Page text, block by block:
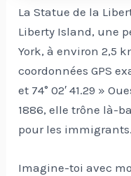
La Statue de la
Liberty Island, une
York, à environ 2,5
coordonnées GPS
et 74° 02′ 41.29 »
1886, elle trône là-
pour les immigrants.
Imagine-toi avec